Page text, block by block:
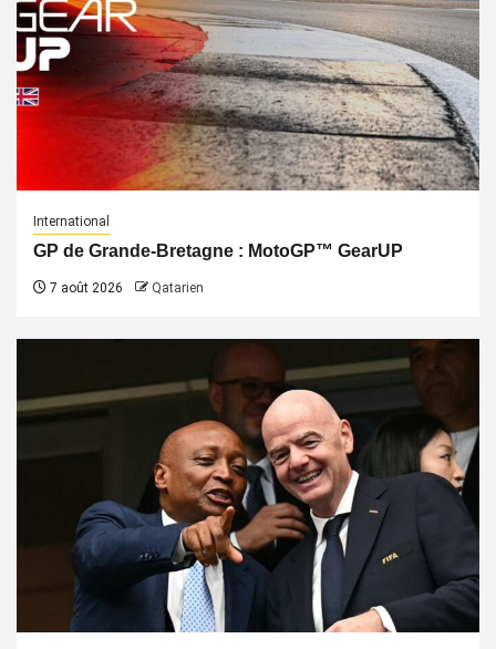
International
GP de Grande-Bretagne : MotoGP™ GearUP
7 août 2026 Qatarien